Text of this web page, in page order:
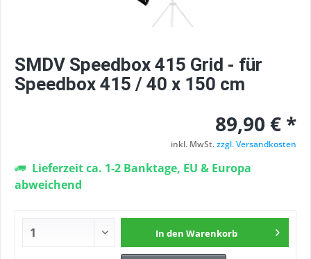
SMDV Speedbox 415 Grid - für
Speedbox 415 / 40 x 150 cm
89,90 € *
inkl. MwSt.zzgl. Versandkosten
Lieferzeit ca. 1-2 Banktage, EU & Europa
abweichend
In den Warenkorb